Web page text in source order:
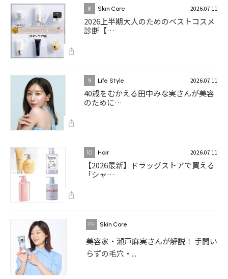
8 Skin Care 2026.07.11
2026上半期大人のためのベストコスメ
診断【…
9 Life Style 2026.07.11
40歳をむかえる田中みな実さんが美容
のために…
10 Hair 2026.07.11
【2026最新】ドラッグストアで買える
「シャ…
Skin Care
美容家・瀬戸麻実さんが解説！ 手間い
らずの毛穴・...